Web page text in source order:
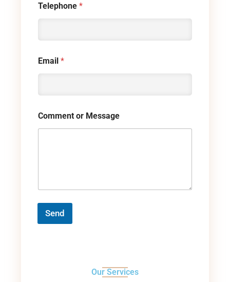
Telephone *
Email *
Comment or Message
Send
Our Services